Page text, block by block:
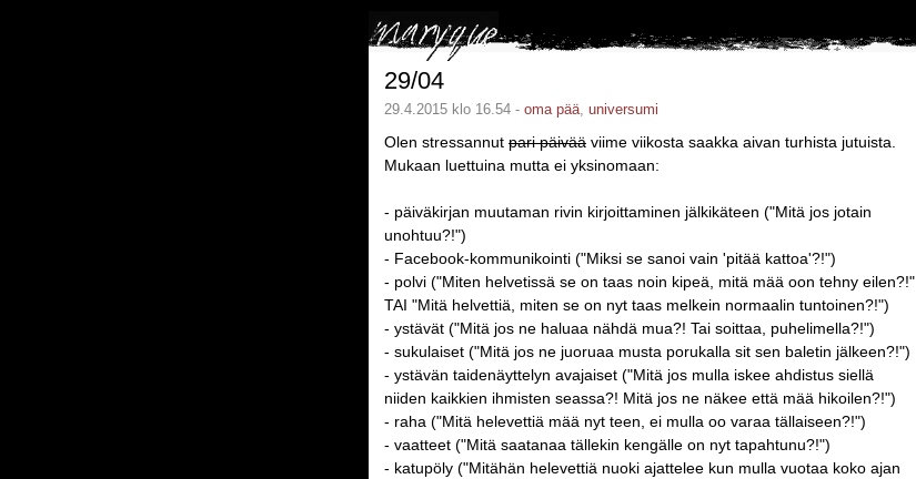
29/04
29.4.2015 klo 16.54 - oma pää, universumi
Olen stressannut pari päivää viime viikosta saakka aivan turhista jutuista.
Mukaan luettuina mutta ei yksinomaan:
- päiväkirjan muutaman rivin kirjoittaminen jälkikäteen ("Mitä jos jotain
unohtuu?!")
- Facebook-kommunikointi ("Miksi se sanoi vain 'pitää kattoa'?!")
- polvi ("Miten helvetissä se on taas noin kipeä, mitä mää oon tehny eilen?!"
TAI "Mitä helvettiä, miten se on nyt taas melkein normaalin tuntoinen?!")
- ystävät ("Mitä jos ne haluaa nähdä mua?! Tai soittaa, puhelimella?!")
- sukulaiset ("Mitä jos ne juoruaa musta porukalla sit sen baletin jälkeen?!")
- ystävän taidenäyttelyn avajaiset ("Mitä jos mulla iskee ahdistus siellä
niiden kaikkien ihmisten seassa?! Mitä jos ne näkee että mää hikoilen?!")
- raha ("Mitä helevettiä mää nyt teen, ei mulla oo varaa tällaiseen?!")
- vaatteet ("Mitä saatanaa tällekin kengälle on nyt tapahtunu?!")
- katupöly ("Mitähän helevettiä nuoki ajattelee kun mulla vuotaa koko ajan